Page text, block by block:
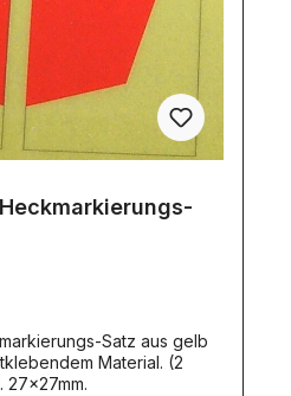
Satz aus gelb
Material. (2